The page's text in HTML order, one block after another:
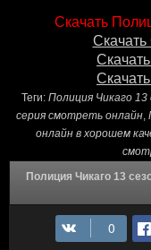
Скачать
Теги: Полиция Чикаго 13
серия смотреть онлайн,
онлайн в хорошем
Полиция Чикаго 13